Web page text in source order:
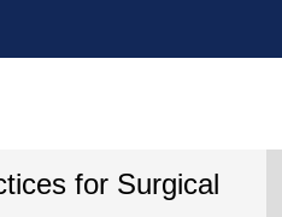
for Surgical